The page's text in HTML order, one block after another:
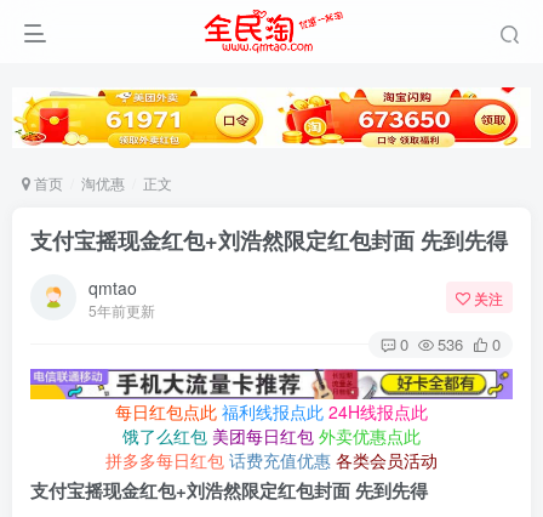
首页 淘优惠 正文
支付宝摇现金红包+刘浩然限定红包封面 先到先得
qmtao
5年前更新
关注
0 536 0
每日红包点此 福利线报点此 24H线报点此
饿了么红包 美团每日红包 外卖优惠点此
拼多多每日红包 话费充值优惠 各类会员活动
支付宝摇现金红包+刘浩然限定红包封面 先到先得